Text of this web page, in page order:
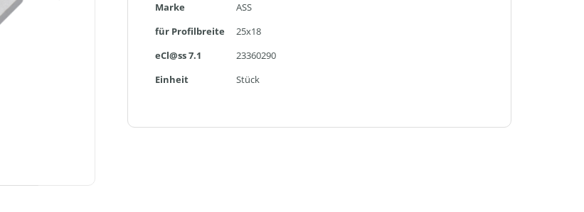
Marke
ASS
für Profilbreite
25x18
eCl@ss 7.1
23360290
Einheit
Stück